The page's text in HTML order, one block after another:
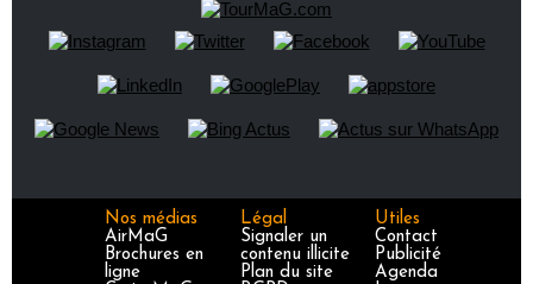
Nos médias
AirMaG
Brochures en
ligne
Légal
Signaler un
contenu illicite
Plan du site
Utiles
Contact
Publicité
Agenda